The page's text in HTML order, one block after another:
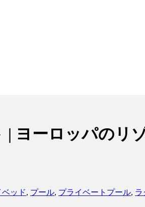
| ヨーロッパのリ
ベッド, プール, プライベートプール, ラ